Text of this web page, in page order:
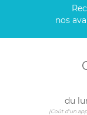
nos
du
(Coût d'un